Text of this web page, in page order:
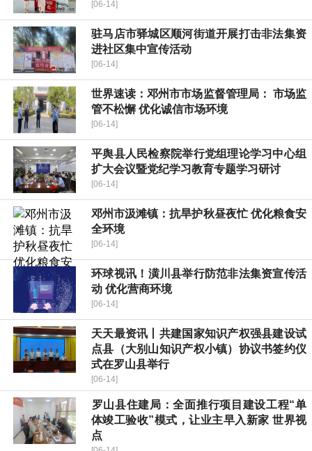
[06-14]
驻马店市驿城区顺河街道开展打击非法集资
进社区集中宣传活动
[06-14]
世界速读：邓州市市场监督管理局： 市场监
管不松懈 优化诚信市场环境
[06-14]
平舆县人民检察院举行党组理论学习中心组
扩大会议暨党纪学习教育专题学习研讨
[06-14]
邓州市汲滩镇：抗旱护秋昼夜忙 优化粮食安
全环境
[06-14]
环球视讯！​潢川县举行防范非法集资宣传活
动 优化营商环境
[06-14]
天天最资讯丨共建国家知识产权强县建设试
点县（大别山知识产权小镇）协议书签约仪
式在罗山县举行
[06-14]
​罗山县住建局：全面推行项目建设工程“单
体竣工验收”模式，让业主早入新家 世界视
点